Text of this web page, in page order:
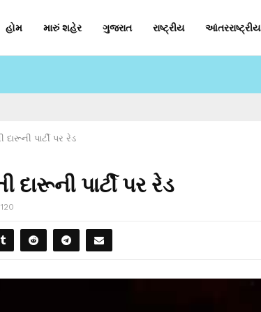
હોમ મારું શહેર ગુજરાત રાષ્ટ્રીય આંતરરાષ્ટ્રીય
પાર્ટી પર રેડ
પાર્ટી પર રેડ
120